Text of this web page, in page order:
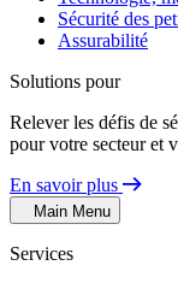
Sécurité des
Assurabilité
Solutions pour
Relever les défis de
pour votre secteur et
En savoir plus
Main Menu
Services